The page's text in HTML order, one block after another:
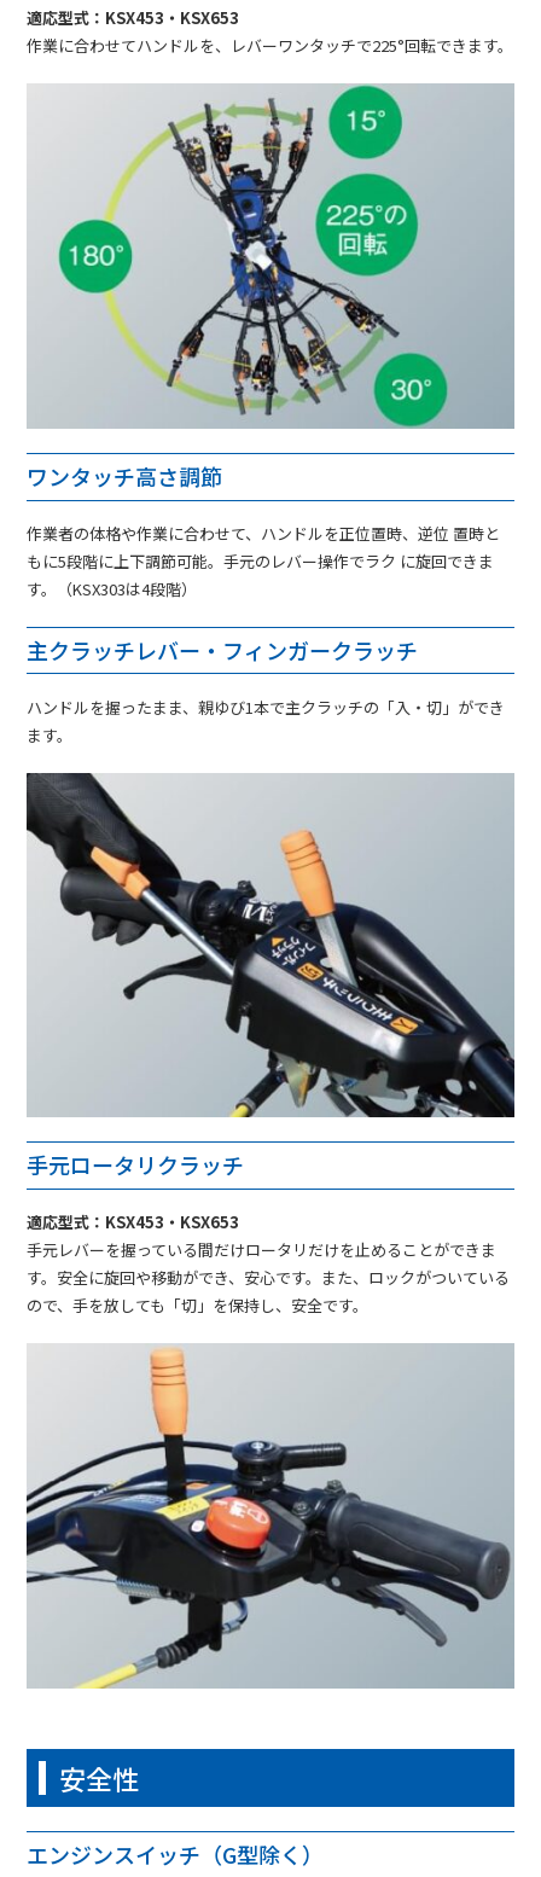
適応型式：KSX453・KSX653
作業に合わせてハンドルを、レバーワンタッチで225°回転できます。
ワンタッチ高さ調節
作業者の体格や作業に合わせて、ハンドルを正位置時、逆位 置時と
もに5段階に上下調節可能。手元のレバー操作でラク に旋回できま
す。（KSX303は4段階）
主クラッチレバー・フィンガークラッチ
ハンドルを握ったまま、親ゆび1本で主クラッチの「入・切」ができ
ます。
手元ロータリクラッチ
適応型式：KSX453・KSX653
手元レバーを握っている間だけロータリだけを止めることができま
す。安全に旋回や移動ができ、安心です。また、ロックがついている
ので、手を放しても「切」を保持し、安全です。
安全性
エンジンスイッチ（G型除く）